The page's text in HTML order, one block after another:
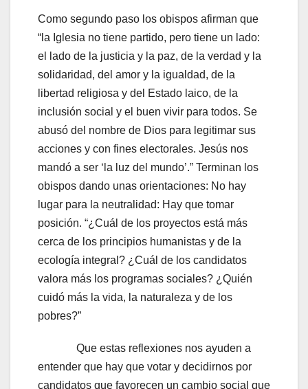
Como segundo paso los obispos afirman que
“la Iglesia no tiene partido, pero tiene un lado:
el lado de la justicia y la paz, de la verdad y la
solidaridad, del amor y la igualdad, de la
libertad religiosa y del Estado laico, de la
inclusión social y el buen vivir para todos. Se
abusó del nombre de Dios para legitimar sus
acciones y con fines electorales. Jesús nos
mandó a ser ‘la luz del mundo’.” Terminan los
obispos dando unas orientaciones: No hay
lugar para la neutralidad: Hay que tomar
posición. “¿Cuál de los proyectos está más
cerca de los principios humanistas y de la
ecología integral? ¿Cuál de los candidatos
valora más los programas sociales? ¿Quién
cuidó más la vida, la naturaleza y de los
pobres?”
Que estas reflexiones nos ayuden a
entender que hay que votar y decidirnos por
candidatos que favorecen un cambio social que